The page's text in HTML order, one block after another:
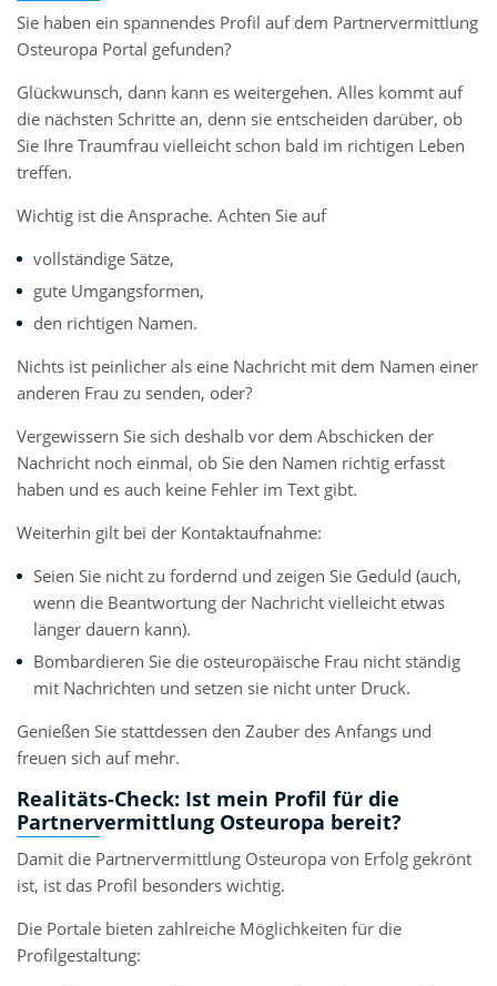
Sie haben ein spannendes Profil auf dem Partnervermittlung
Osteuropa Portal gefunden?
Glückwunsch, dann kann es weitergehen. Alles kommt auf
die nächsten Schritte an, denn sie entscheiden darüber, ob
Sie Ihre Traumfrau vielleicht schon bald im richtigen Leben
treffen.
Wichtig ist die Ansprache. Achten Sie auf
vollständige Sätze,
gute Umgangsformen,
den richtigen Namen.
Nichts ist peinlicher als eine Nachricht mit dem Namen einer
anderen Frau zu senden, oder?
Vergewissern Sie sich deshalb vor dem Abschicken der
Nachricht noch einmal, ob Sie den Namen richtig erfasst
haben und es auch keine Fehler im Text gibt.
Weiterhin gilt bei der Kontaktaufnahme:
Seien Sie nicht zu fordernd und zeigen Sie Geduld (auch,
wenn die Beantwortung der Nachricht vielleicht etwas
länger dauern kann).
Bombardieren Sie die osteuropäische Frau nicht ständig
mit Nachrichten und setzen sie nicht unter Druck.
Genießen Sie stattdessen den Zauber des Anfangs und
freuen sich auf mehr.
Realitäts-Check: Ist mein Profil für die
Partnervermittlung Osteuropa bereit?
Damit die Partnervermittlung Osteuropa von Erfolg gekrönt
ist, ist das Profil besonders wichtig.
Die Portale bieten zahlreiche Möglichkeiten für die
Profilgestaltung: